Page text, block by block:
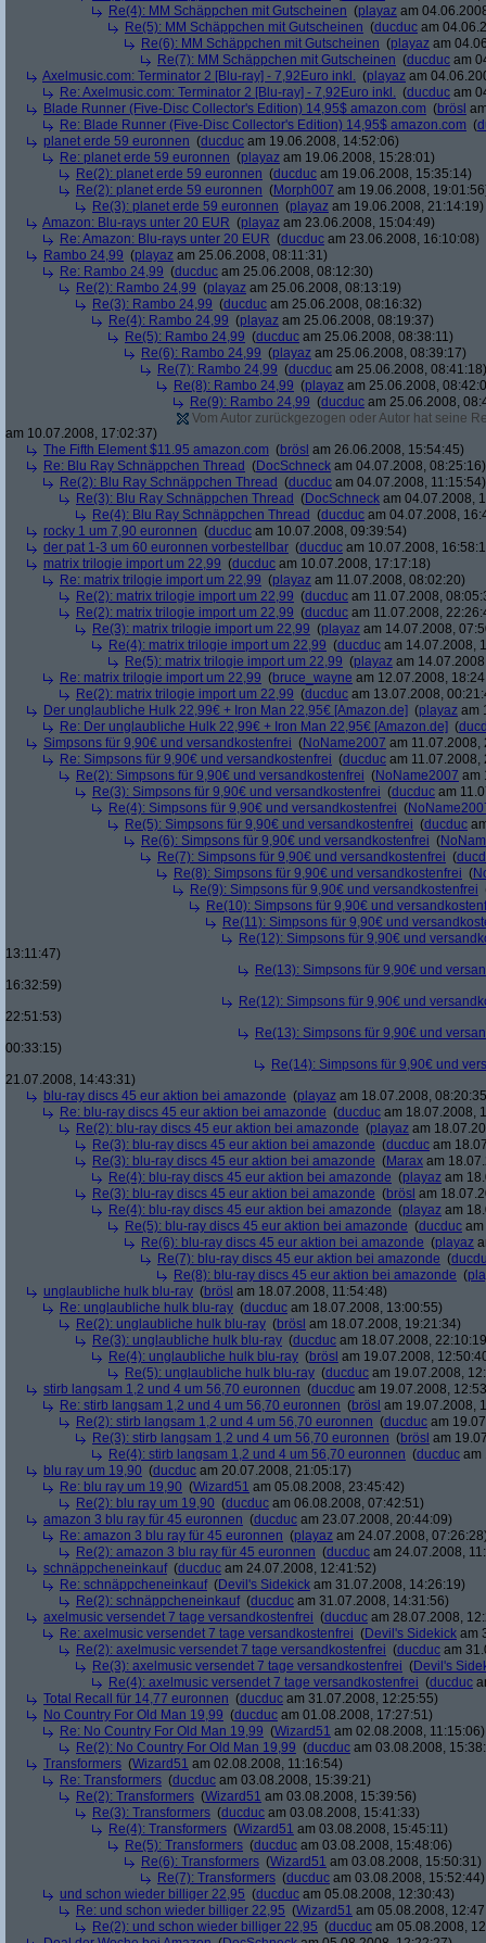
Re(4): MM Schäppchen mit Gutscheinen (playaz am
Re(5): MM Schäppchen mit Gutscheinen (ducduc am
Re(6): MM Schäppchen mit Gutscheinen (playaz am
Re(7): MM Schäppchen mit Gutscheinen (ducduc am
Axelmusic.com: Terminator 2 [Blu-ray] - 7,92Euro inkl. (playaz am
Re: Axelmusic.com: Terminator 2 [Blu-ray] - 7,92Euro inkl. (ducduc am
Blade Runner (Five-Disc Collector's Edition) 14,95$ amazon.com (brösl
Re: Blade Runner (Five-Disc Collector's Edition) 14,95$ amazon.com (
planet erde 59 euronnen (ducduc am 19.06.2008, 14:52:06)
Re: planet erde 59 euronnen (playaz am 19.06.2008, 15:28:01)
Re(2): planet erde 59 euronnen (ducduc am 19.06.2008, 15:35:14)
Re(2): planet erde 59 euronnen (Morph007 am 19.06.2008,
Re(3): planet erde 59 euronnen (playaz am 19.06.2008, 21:14:19)
Amazon: Blu-rays unter 20 EUR (playaz am 23.06.2008, 15:04:49)
Re: Amazon: Blu-rays unter 20 EUR (ducduc am 23.06.2008, 16:10:08)
Rambo 24,99 (playaz am 25.06.2008, 08:11:31)
Re: Rambo 24,99 (ducduc am 25.06.2008, 08:12:30)
Re(2): Rambo 24,99 (playaz am 25.06.2008, 08:13:19)
Re(3): Rambo 24,99 (ducduc am 25.06.2008, 08:16:32)
Re(4): Rambo 24,99 (playaz am 25.06.2008, 08:19:37)
Re(5): Rambo 24,99 (ducduc am 25.06.2008, 08:38:11)
Re(6): Rambo 24,99 (playaz am 25.06.2008, 08:39:17)
Re(7): Rambo 24,99 (ducduc am 25.06.2008, 08:41:18)
Re(8): Rambo 24,99 (playaz am 25.06.2008,
Re(9): Rambo 24,99 (ducduc am 25.06.2008,
Vom Autor zurückgezogen oder Autor hat seine
am 10.07.2008, 17:02:37)
The Fifth Element $11.95 amazon.com (brösl am 26.06.2008, 15:54:45)
Re: Blu Ray Schnäppchen Thread (DocSchneck am 04.07.2008, 08:25:16)
Re(2): Blu Ray Schnäppchen Thread (ducduc am 04.07.2008, 11:15:54)
Re(3): Blu Ray Schnäppchen Thread (DocSchneck am 04.07.2008,
Re(4): Blu Ray Schnäppchen Thread (ducduc am 04.07.2008,
rocky 1 um 7,90 euronnen (ducduc am 10.07.2008, 09:39:54)
der pat 1-3 um 60 euronnen vorbestellbar (ducduc am 10.07.2008,
matrix trilogie import um 22,99 (ducduc am 10.07.2008, 17:17:18)
Re: matrix trilogie import um 22,99 (playaz am 11.07.2008, 08:02:20)
Re(2): matrix trilogie import um 22,99 (ducduc am 11.07.2008,
Re(2): matrix trilogie import um 22,99 (ducduc am 11.07.2008,
Re(3): matrix trilogie import um 22,99 (playaz am 14.07.2008,
Re(4): matrix trilogie import um 22,99 (ducduc am 14.07.2008,
Re(5): matrix trilogie import um 22,99 (playaz am
Re: matrix trilogie import um 22,99 (bruce_wayne am 12.07.2008,
Re(2): matrix trilogie import um 22,99 (ducduc am 13.07.2008,
Der unglaubliche Hulk 22,99€ + Iron Man 22,95€ [Amazon.de] (playaz am
Re: Der unglaubliche Hulk 22,99€ + Iron Man 22,95€ [Amazon.de] (
Simpsons für 9,90€ und versandkostenfrei (NoName2007 am 11.07.2008,
Re: Simpsons für 9,90€ und versandkostenfrei (ducduc am 11.07.2008,
Re(2): Simpsons für 9,90€ und versandkostenfrei (NoName2007 am
Re(3): Simpsons für 9,90€ und versandkostenfrei (ducduc am
Re(4): Simpsons für 9,90€ und versandkostenfrei (
Re(5): Simpsons für 9,90€ und versandkostenfrei (ducduc
Re(6): Simpsons für 9,90€ und versandkostenfrei (
Re(7): Simpsons für 9,90€ und versandkostenfrei (
Re(8): Simpsons für 9,90€ und versandkostenfrei (
Re(9): Simpsons für 9,90€ und versandkostenfrei
Re(10): Simpsons für 9,90€ und
Re(11): Simpsons für 9,90€ und
Re(12): Simpsons für 9,90€ und
13:11:47)
Re(13): Simpsons für 9,90€ und
16:32:59)
Re(12): Simpsons für 9,90€ und
22:51:53)
Re(13): Simpsons für 9,90€ und
00:33:15)
Re(14): Simpsons für 9,90€ und
21.07.2008, 14:43:31)
blu-ray discs 45 eur aktion bei amazonde (playaz am 18.07.2008,
Re: blu-ray discs 45 eur aktion bei amazonde (ducduc am 18.07.2008,
Re(2): blu-ray discs 45 eur aktion bei amazonde (playaz am
Re(3): blu-ray discs 45 eur aktion bei amazonde (ducduc am
Re(3): blu-ray discs 45 eur aktion bei amazonde (Marax am
Re(4): blu-ray discs 45 eur aktion bei amazonde (playaz am
Re(3): blu-ray discs 45 eur aktion bei amazonde (brösl am
Re(4): blu-ray discs 45 eur aktion bei amazonde (playaz am
Re(5): blu-ray discs 45 eur aktion bei amazonde (ducduc
Re(6): blu-ray discs 45 eur aktion bei amazonde (playaz
Re(7): blu-ray discs 45 eur aktion bei amazonde (
Re(8): blu-ray discs 45 eur aktion bei amazonde (
unglaubliche hulk blu-ray (brösl am 18.07.2008, 11:54:48)
Re: unglaubliche hulk blu-ray (ducduc am 18.07.2008, 13:00:55)
Re(2): unglaubliche hulk blu-ray (brösl am 18.07.2008, 19:21:34)
Re(3): unglaubliche hulk blu-ray (ducduc am 18.07.2008,
Re(4): unglaubliche hulk blu-ray (brösl am 19.07.2008,
Re(5): unglaubliche hulk blu-ray (ducduc am 19.07.2008,
stirb langsam 1,2 und 4 um 56,70 euronnen (ducduc am 19.07.2008,
Re: stirb langsam 1,2 und 4 um 56,70 euronnen (brösl am 19.07.2008,
Re(2): stirb langsam 1,2 und 4 um 56,70 euronnen (ducduc am
Re(3): stirb langsam 1,2 und 4 um 56,70 euronnen (brösl am
Re(4): stirb langsam 1,2 und 4 um 56,70 euronnen (ducduc am
blu ray um 19,90 (ducduc am 20.07.2008, 21:05:17)
Re: blu ray um 19,90 (Wizard51 am 05.08.2008, 23:45:42)
Re(2): blu ray um 19,90 (ducduc am 06.08.2008, 07:42:51)
amazon 3 blu ray für 45 euronnen (ducduc am 23.07.2008, 20:44:09)
Re: amazon 3 blu ray für 45 euronnen (playaz am 24.07.2008,
Re(2): amazon 3 blu ray für 45 euronnen (ducduc am 24.07.2008,
schnäppcheneinkauf(ducduc am 24.07.2008, 12:41:52)
Re: schnäppcheneinkauf(Devil's Sidekick am 31.07.2008, 14:26:19)
Re(2): schnäppcheneinkauf(ducduc am 31.07.2008, 14:31:56)
axelmusic versendet 7 tage versandkostenfrei (ducduc am 28.07.2008,
Re: axelmusic versendet 7 tage versandkostenfrei (Devil's Sidekick am
Re(2): axelmusic versendet 7 tage versandkostenfrei (ducduc am
Re(3): axelmusic versendet 7 tage versandkostenfrei (Devil's
Re(4): axelmusic versendet 7 tage versandkostenfrei (ducduc
Total Recall für 14,77 euronnen (ducduc am 31.07.2008, 12:25:55)
No Country For Old Man 19,99 (ducduc am 01.08.2008, 17:27:51)
Re: No Country For Old Man 19,99 (Wizard51 am 02.08.2008, 11:15:06)
Re(2): No Country For Old Man 19,99 (ducduc am 03.08.2008,
Transformers (Wizard51 am 02.08.2008, 11:16:54)
Re: Transformers (ducduc am 03.08.2008, 15:39:21)
Re(2): Transformers (Wizard51 am 03.08.2008, 15:39:56)
Re(3): Transformers (ducduc am 03.08.2008, 15:41:33)
Re(4): Transformers (Wizard51 am 03.08.2008, 15:45:11)
Re(5): Transformers (ducduc am 03.08.2008, 15:48:06)
Re(6): Transformers (Wizard51 am 03.08.2008, 15:50:31)
Re(7): Transformers (ducduc am 03.08.2008, 15:52:44)
und schon wieder billiger 22,95 (ducduc am 05.08.2008, 12:30:43)
Re: und schon wieder billiger 22,95 (Wizard51 am 05.08.2008,
Re(2): und schon wieder billiger 22,95 (ducduc am 05.08.2008,